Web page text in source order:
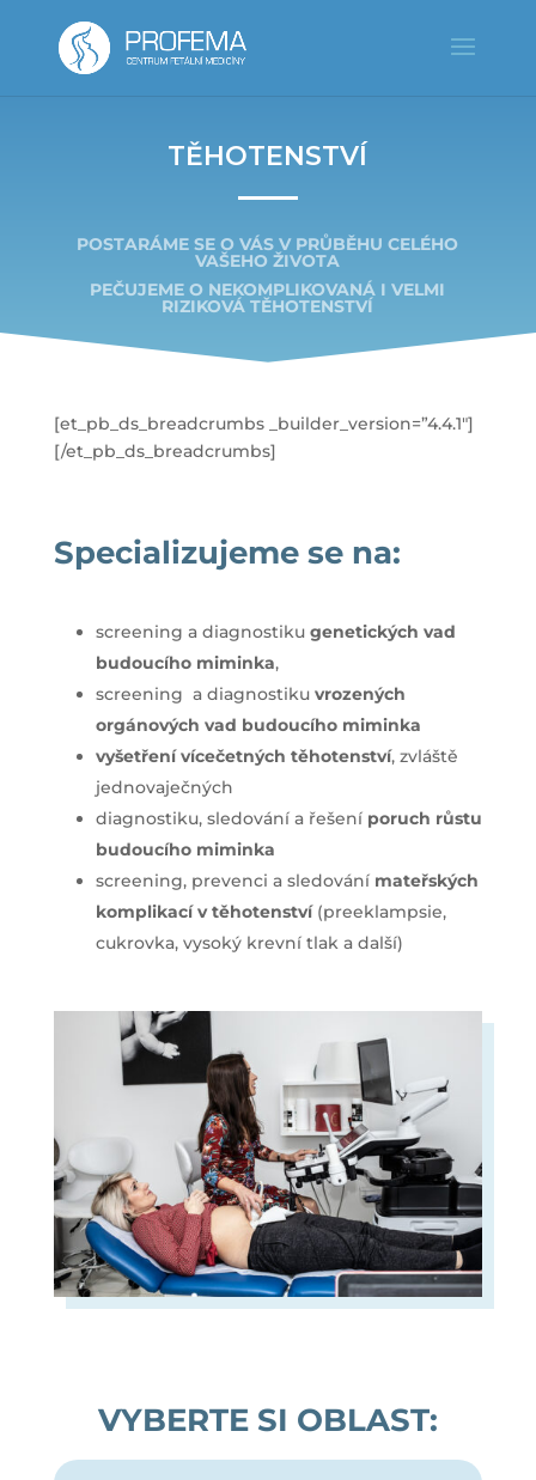
TĚHOTENSTVÍ
POSTARÁME SE O VÁS V PRŮBĚHU CELÉHO
VAŠEHO ŽIVOTA
PEČUJEME O NEKOMPLIKOVANÁ I VELMI
RIZIKOVÁ TĚHOTENSTVÍ
[et_pb_ds_breadcrumbs _builder_version=”4.4.1″]
[/et_pb_ds_breadcrumbs]
Specializujeme se na:
screening a diagnostiku genetických vad
budoucího miminka,
screening a diagnostiku vrozených
orgánových vad budoucího miminka
vyšetření vícečetných těhotenství, zvláště
jednovaječných
diagnostiku, sledování a řešení poruch růstu
budoucího miminka
screening, prevenci a sledování mateřských
komplikací v těhotenství(preeklampsie,
cukrovka, vysoký krevní tlak a další)
VYBERTE SI OBLAST: